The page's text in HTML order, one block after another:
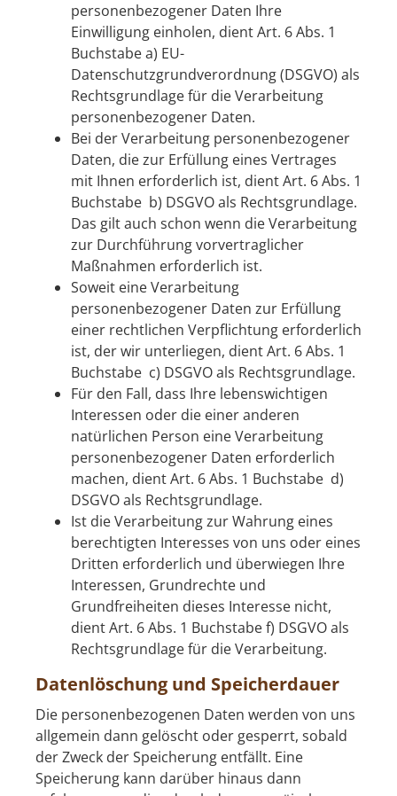
personenbezogener Daten Ihre
Einwilligung einholen, dient Art. 6 Abs. 1
Buchstabe a) EU-
Datenschutzgrundverordnung (DSGVO) als
Rechtsgrundlage für die Verarbeitung
personenbezogener Daten.
Bei der Verarbeitung personenbezogener
Daten, die zur Erfüllung eines Vertrages
mit Ihnen erforderlich ist, dient Art. 6 Abs. 1
Buchstabe b) DSGVO als Rechtsgrundlage.
Das gilt auch schon wenn die Verarbeitung
zur Durchführung vorvertraglicher
Maßnahmen erforderlich ist.
Soweit eine Verarbeitung
personenbezogener Daten zur Erfüllung
einer rechtlichen Verpflichtung erforderlich
ist, der wir unterliegen, dient Art. 6 Abs. 1
Buchstabe c) DSGVO als Rechtsgrundlage.
Für den Fall, dass Ihre lebenswichtigen
Interessen oder die einer anderen
natürlichen Person eine Verarbeitung
personenbezogener Daten erforderlich
machen, dient Art. 6 Abs. 1 Buchstabe d)
DSGVO als Rechtsgrundlage.
Ist die Verarbeitung zur Wahrung eines
berechtigten Interesses von uns oder eines
Dritten erforderlich und überwiegen Ihre
Interessen, Grundrechte und
Grundfreiheiten dieses Interesse nicht,
dient Art. 6 Abs. 1 Buchstabe f) DSGVO als
Rechtsgrundlage für die Verarbeitung.
Datenlöschung und Speicherdauer
Die personenbezogenen Daten werden von uns
allgemein dann gelöscht oder gesperrt, sobald
der Zweck der Speicherung entfällt. Eine
Speicherung kann darüber hinaus dann